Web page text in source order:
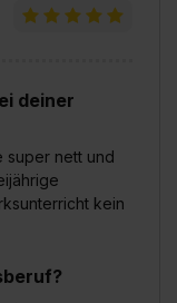
deiner
super nett und
kein